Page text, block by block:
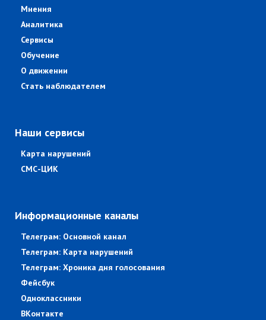
Мнения
Аналитика
Сервисы
Обучение
О движении
Стать наблюдателем
Наши сервисы
Карта нарушений
СМС-ЦИК
Информационные каналы
Телеграм: Основной канал
Телеграм: Карта нарушений
Телеграм: Хроника дня голосования
Фейсбук
Одноклассники
ВКонтакте